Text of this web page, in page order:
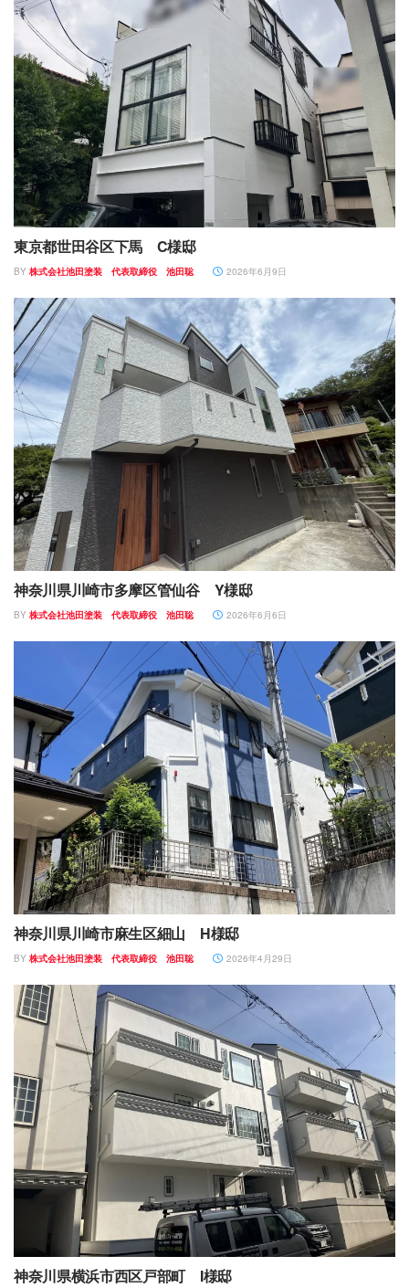
東京都世田谷区下馬 C様邸
BY 株式会社池田塗装 代表取締役 池田聡 2026年6月9日
神奈川県川崎市多摩区管仙谷 Y様邸
BY 株式会社池田塗装 代表取締役 池田聡 2026年6月6日
神奈川県川崎市麻生区細山 H様邸
BY 株式会社池田塗装 代表取締役 池田聡 2026年4月29日
神奈川県横浜市西区戸部町 I様邸